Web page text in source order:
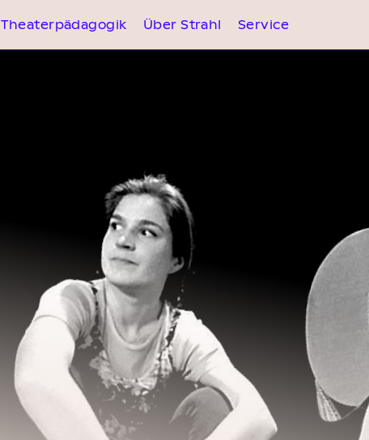
Theaterpädagogik Über Strahl Service